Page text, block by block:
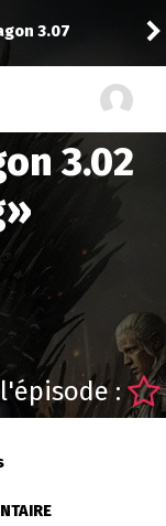
3.07
3.02
»
: